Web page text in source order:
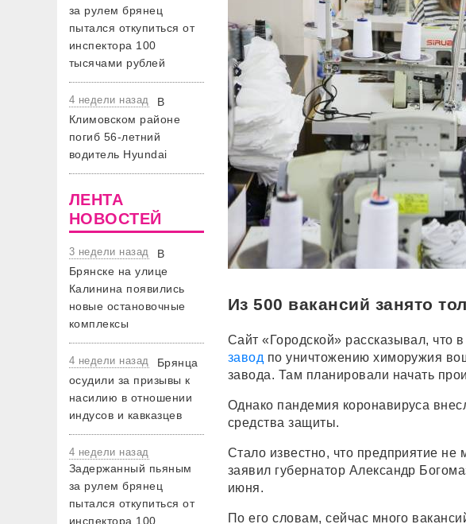
за рулем брянец
пытался откупиться от
инспектора 100
тысячами рублей
4 недели назад
В
Климовском районе
погиб 56-летний
водитель Hyundai
ЛЕНТА
НОВОСТЕЙ
3 недели назад
В
Брянске на улице
Калинина появились
новые остановочные
комплексы
4 недели назад
Брянца
осудили за призывы к
насилию в отношении
индусов и кавказцев
4 недели назад
Задержанный пьяным
за рулем брянец
пытался откупиться от
инспектора 100
Из 500 вакансий занято
Сайт «Городской» рассказывал, что
завод по уничтожению химоружия
завода. Там планировали начать
Однако пандемия коронавируса
средства защиты.
Стало известно, что предприятие
заявил губернатор Александр
июня.
По его словам, сейчас много